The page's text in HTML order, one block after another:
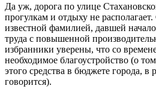
Да уж, дорога по улице
прогулкам и отдыху не
известной фамилией, давшей
труда с повышенной
избранники уверены, что со
необходимое благоустройство (о
этого средства в бюджете города,
говорится).